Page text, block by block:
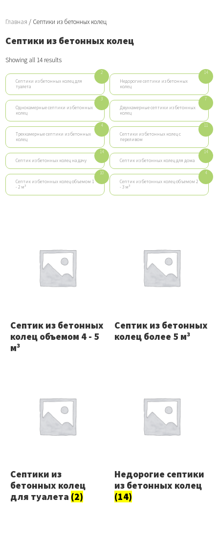
Главная / Септики из бетонных колец
Септики из бетонных колец
Showing all 14 results
Септики из бетонных колец для
туалета
2
Недорогие септики из бетонных
колец
14
Однокамерные септики из бетонных
колец
3
Двухкамерные септики из бетонных
колец
7
Трехкамерные септики из бетонных
колец
4
Септики из бетонных колец с
переливом
11
Септик из бетонных колец на дачу
14
Септик из бетонных колец для дома
14
Септик из бетонных колец объемом 1
- 2 м³
10
Септик из бетонных колец объемом 2
- 3 м³
4
Септик из бетонных
колец объемом 4 - 5
м³
Септик из бетонных
колец более 5 м³
Септики из
бетонных колец
для туалета (2)
Недорогие септики
из бетонных колец
(14)